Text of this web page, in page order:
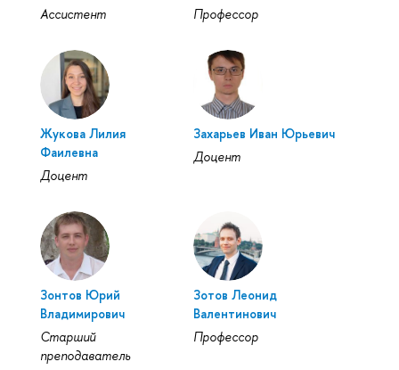
Ассистент
Профессор
Жукова Лилия
Фаилевна
Доцент
Захарьев Иван Юрьевич
Доцент
Зонтов Юрий
Владимирович
Старший
преподаватель
Зотов Леонид
Валентинович
Профессор